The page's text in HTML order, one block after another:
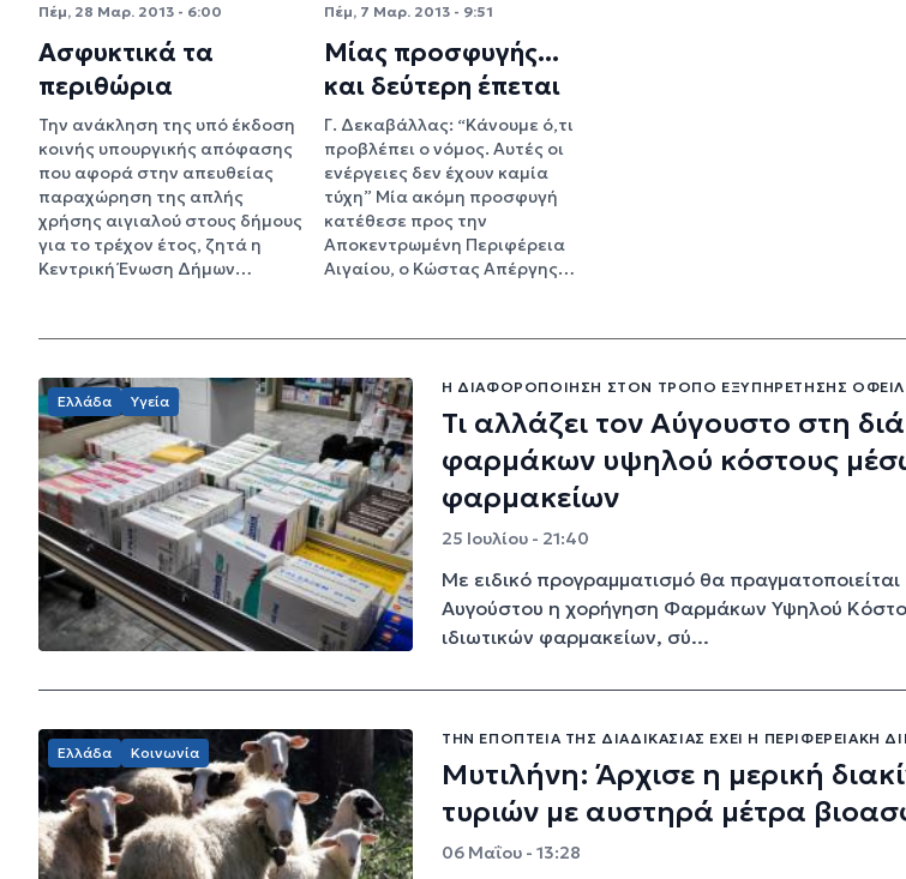
Πέμ, 28 Μαρ. 2013 - 6:00
Ασφυκτικά τα
περιθώρια
Την ανάκληση της υπό έκδοση
κοινής υπουργικής απόφασης
που αφορά στην απευθείας
παραχώρηση της απλής
χρήσης αιγιαλού στους δήμους
για το τρέχον έτος, ζητά η
Κεντρική Ένωση Δήμων…
Πέμ, 7 Μαρ. 2013 - 9:51
Μίας προσφυγής...
και δεύτερη έπεται
Γ. Δεκαβάλλας: “Κάνουμε ό,τι
προβλέπει ο νόμος. Αυτές οι
ενέργειες δεν έχουν καμία
τύχη” Μία ακόμη προσφυγή
κατέθεσε προς την
Αποκεντρωμένη Περιφέρεια
Αιγαίου, ο Κώστας Απέργης…
Ελλάδα Υγεία
Η ΔΙΑΦΟΡΟΠΟΊΗΣΗ ΣΤΟΝ ΤΡΌΠΟ ΕΞΥΠΗΡΈΤΗΣΗΣ
Τι αλλάζει τον Αύγουστο στη
φαρμάκων υψηλού κόστους
φαρμακείων
25 Ιουλίου - 21:40
Με ειδικό προγραμματισμό θα πραγματοποιείται
Αυγούστου η χορήγηση Φαρμάκων Υψηλού
ιδιωτικών φαρμακείων, σύ...
Ελλάδα Κοινωνία
ΤΗΝ ΕΠΟΠΤΕΊΑ ΤΗΣ ΔΙΑΔΙΚΑΣΊΑΣ ΈΧΕΙ Η ΠΕΡΙΦΕΡΕΙΑΚΉ
Μυτιλήνη: Άρχισε η μερική
τυριών με αυστηρά μέτρα
06 Μαΐου - 13:28